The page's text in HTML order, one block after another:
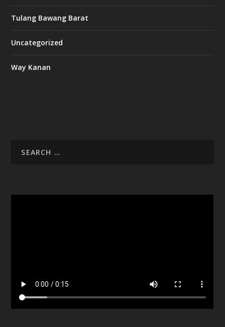
Tulang Bawang Barat
Uncategorized
Way Kanan